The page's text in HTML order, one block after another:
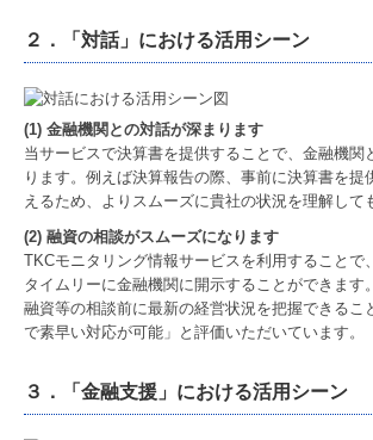
２．「対話」における活用シーン
(1) 金融機関との対話が深まります
当サービスで決算書を提供することで、金融機関
ります。例えば決算報告の際、事前に決算書を提
えるため、よりスムーズに貴社の状況を理解して
(2) 融資の相談がスムーズになります
TKCモニタリング情報サービスを利用することで
タイムリーに金融機関に開示することができます
融資等の相談前に最新の経営状況を把握できるこ
で素早い対応が可能」と評価いただいています。
３．「金融支援」における活用シーン